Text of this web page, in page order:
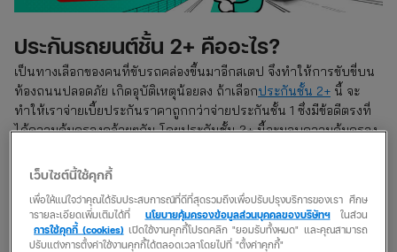
ประกันรถยนต์ชั้น 2+ คืออะไร?
เป็นทางเลือกของคนที่ขับรถคล่องขึ้นมาอีกสเตป จึงทำให้การขับขี่บน
ท้องถนนปลอดภัย เกิดอุบัติเหตุน้อยลง ถ้าเลือกประกันชั้น 2+ นี้ จะ
ทำให้เราจ่ายเบี้ยประกันราคาถูกกว่าจ่ายประกันชั้น 1 ซึ่งมีข้อดีตรงที่
ได้ความคุ้มครองคล้ายๆกัน โดยประกันชั้น 2+ นี้จะมอบความคุ้มครอง
กรณีแบบรถชนรถเท่านั้น ในส่วนของจุดนี้นี่เองที่ทำให้ประกันชั้น 1
และ 2+ มีความแตกต่างกัน ถึงอย่างไรก็ตามเมื่อเทียบความคุ้มครองที่
ได้รับและค่าเบี้ยประกันที่ลดลงก็ถือว่าสุดคุ้มอยู่ดี เพราะช่วยทำให้
คลายความกังวลเรื่องรถหายและไฟไหม้ได้แบบหายห่วง
เว็บไซต์นี้ใช้คุกกี้
เพื่อให้แน่ใจว่าคุณได้รับประสบการณ์ที่ดีที่สุดรวมถึงเพื่อปรับปรุงบริการของเรา ศึกษ
ารายละเอียดเพิ่มเติมได้ที่
นโยบายคุ้มครองข้อมูลส่วนบุคคลของบริษัทฯในส่วน
การใช้คุกกี้ (cookies) เปิดใช้งานคุกกี้โปรดคลิก "ยอมรับทั้งหมด" และคุณสามารถ
ปรับแต่งการตั้งค่าใช้งานคุกกี้ได้ตลอดเวลาโดยไปที่ "ตั้งค่าคุกกี้"